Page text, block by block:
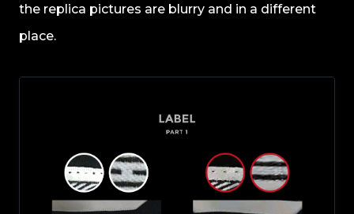
the replica pictures are blurry and in a different
place.